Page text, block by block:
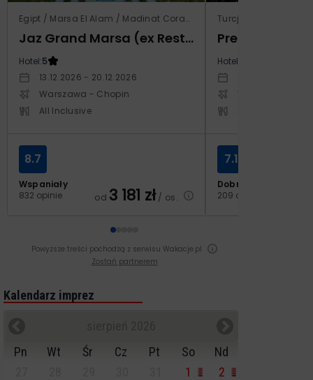
Egipt / Marsa El Alam / Madinat Coraya
Jaz Grand Marsa (ex Resta Grand Resort)
Hotel:5
13.12.2026 - 20.12.2026
Warszawa - Chopin
All Inclusive
Wspaniały
832 opinie
8.7
od 3 181 zł/ os.
Turcja / Riwiera
Prestige
Hotel:
Warszawa -
Dobry
209 opinii
7.1
Powyższe treści pochodzą z serwisu Wakacje.pl
Zostań partnerem
Kalendarz imprez
Pn
Wt Śr Cz Pt So
Nd
1
2